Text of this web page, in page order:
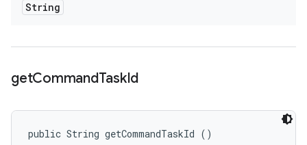
String
getCommandTaskId
public String getCommandTaskId ()